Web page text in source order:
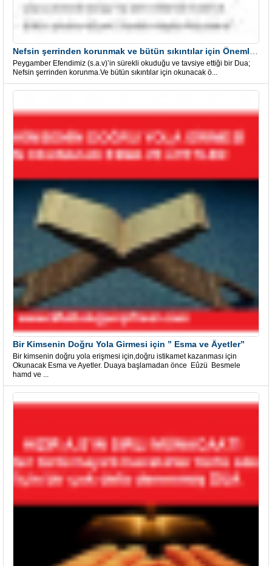
Peygamber Efendimiz (s.a.v)’in sürekli okuduğu ve tavsiye ettiği bir Dua;
Nefsin şerrinden korunma.Ve bütün sıkıntılar için okunacak ö...
Bir Kimsenin Doğru Yola Girmesi için ” Esma ve Âyetler”
Bir kimsenin doğru yola erişmesi için,doğru istikamet kazanması için
Okunacak Esma ve Ayetler. Duaya başlamadan önce Eûzü Besmele
hamd ve ...